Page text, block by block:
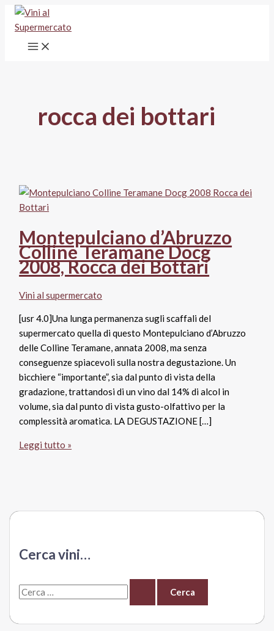
Vai
contenuto
rocca dei bottari
Montepulciano d’Abruzzo
Colline Teramane Docg
2008, Rocca dei Bottari
Vini al supermercato
[usr 4.0]Una lunga permanenza sugli scaffali del
supermercato quella di questo Montepulciano d’Abruzzo
delle Colline Teramane, annata 2008, ma senza
conseguenze spiacevoli sulla nostra degustazione. Un
bicchiere “importante”, sia dal punto di vista della
gradazione, trattandosi di un vino dal 14% di alcol in
volume, sia dal punto di vista gusto-olfattivo per la
complessità aromatica. LA DEGUSTAZIONE […]
Montepulciano
dei
Bottari
Leggi tutto »
Cerca vini…
C
r